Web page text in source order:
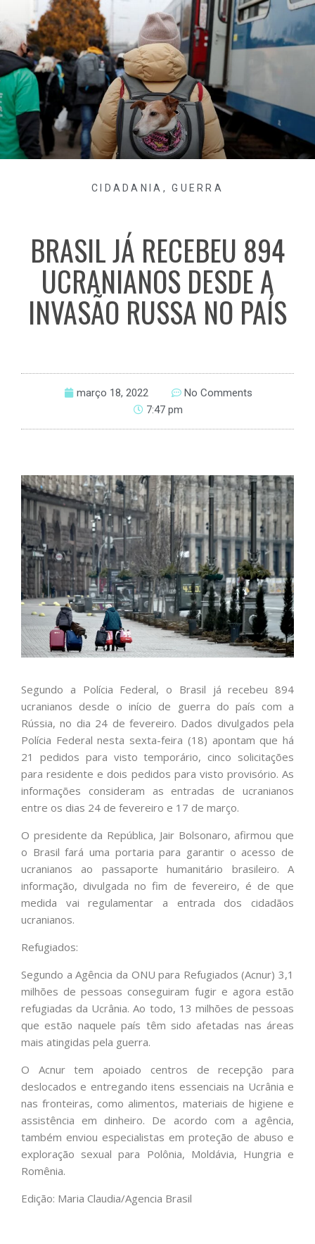
CIDADANIA ,GUERRA
BRASIL JÁ RECEBEU 894
UCRANIANOS DESDE A
INVASÃO RUSSA NO PAÍS
março 18, 2022
No Comments
7:47 pm
Segundo a Polícia Federal, o Brasil já recebeu 894
ucranianos desde o início de guerra do país com a
Rússia, no dia 24 de fevereiro. Dados divulgados pela
Polícia Federal nesta sexta-feira (18) apontam que há
21 pedidos para visto temporário, cinco solicitações
para residente e dois pedidos para visto provisório. As
informações consideram as entradas de ucranianos
entre os dias 24 de fevereiro e 17 de março.
O presidente da República, Jair Bolsonaro, afirmou que
o Brasil fará uma portaria para garantir o acesso de
ucranianos ao passaporte humanitário brasileiro. A
informação, divulgada no fim de fevereiro, é de que
medida vai regulamentar a entrada dos cidadãos
ucranianos.
Refugiados:
Segundo a Agência da ONU para Refugiados (Acnur) 3,1
milhões de pessoas conseguiram fugir e agora estão
refugiadas da Ucrânia. Ao todo, 13 milhões de pessoas
que estão naquele país têm sido afetadas nas áreas
mais atingidas pela guerra.
O Acnur tem apoiado centros de recepção para
deslocados e entregando itens essenciais na Ucrânia e
nas fronteiras, como alimentos, materiais de higiene e
assistência em dinheiro. De acordo com a agência,
também enviou especialistas em proteção de abuso e
exploração sexual para Polônia, Moldávia, Hungria e
Romênia.
Edição: Maria Claudia/Agencia Brasil